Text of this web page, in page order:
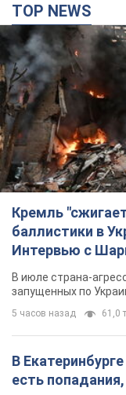
TOP NEWS
Кремль
баллистики в
Интервью с
В июле страна-
запущенных по
5 часов назад 61,0
В
есть